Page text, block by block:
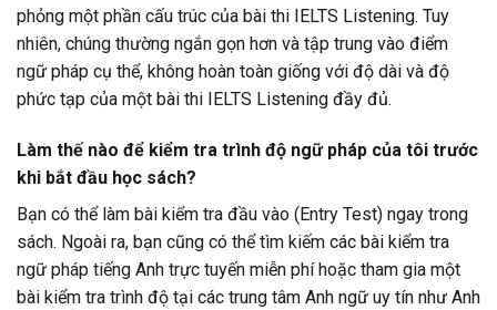
phỏng một phần cấu trúc của bài thi IELTS Listening. Tuy
nhiên, chúng thường ngắn gọn hơn và tập trung vào điểm
ngữ pháp cụ thể, không hoàn toàn giống với độ dài và độ
phức tạp của một bài thi IELTS Listening đầy đủ.
Làm thế nào để kiểm tra trình độ ngữ pháp của tôi trước
khi bắt đầu học sách?
Bạn có thể làm bài kiểm tra đầu vào (Entry Test) ngay trong
sách. Ngoài ra, bạn cũng có thể tìm kiếm các bài kiểm tra
ngữ pháp tiếng Anh trực tuyến miễn phí hoặc tham gia một
bài kiểm tra trình độ tại các trung tâm Anh ngữ uy tín như Anh